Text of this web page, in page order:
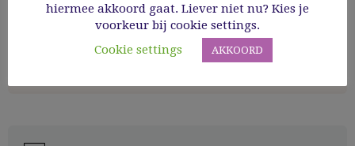
hiermee akkoord gaat. Liever niet nu? Kies je
voorkeur bij cookie settings.
Cookie settings
AKKOORD